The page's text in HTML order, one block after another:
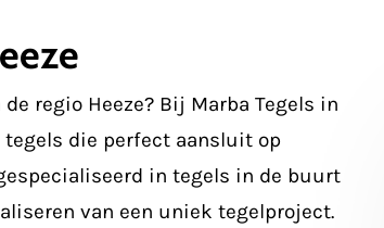
regio Heeze? Bij Marba Tegels in
die perfect aansluit op
in tegels in de buurt
van een uniek tegelproject.